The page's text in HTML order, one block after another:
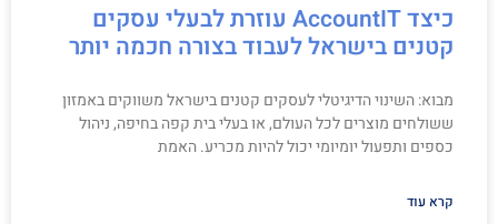
כיצד AccountIT עוזרת לבעלי עסקים
קטנים בישראל לעבוד בצורה חכמה יותר
מבוא: השינוי הדיגיטלי לעסקים קטנים בישראל משווקים באמזון
ששולחים מוצרים לכל העולם, או בעלי בית קפה בחיפה, ניהול
כספים ותפעול יומיומי יכול להיות מכריע. האמת
קרא עוד